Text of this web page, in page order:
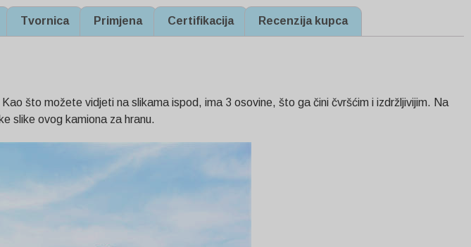
Tvornica Primjena Certifikacija Recenzija kupca
što možete vidjeti na slikama ispod, ima 3 osovine, što ga čini čvršćim i izdržljivijim. Na
slike ovog kamiona za hranu.